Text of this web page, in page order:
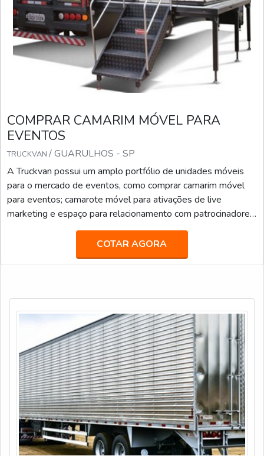
COMPRAR CAMARIM MÓVEL PARA
EVENTOS
TRUCKVAN / GUARULHOS - SP
A Truckvan possui um amplo portfólio de unidades móveis
para o mercado de eventos, como comprar camarim móvel
para eventos; camarote móvel para ativações de live
marketing e espaço para relacionamento com patrocinadores;
carretas-palco; veículos de luxo para transporte executivo;
food truck, beauty truck e diversas soluções sobre rodas.A
UNIDADE É UMA DAS MAIS REQUISITADAS A Truckvan
customiza
COTAR AGORA